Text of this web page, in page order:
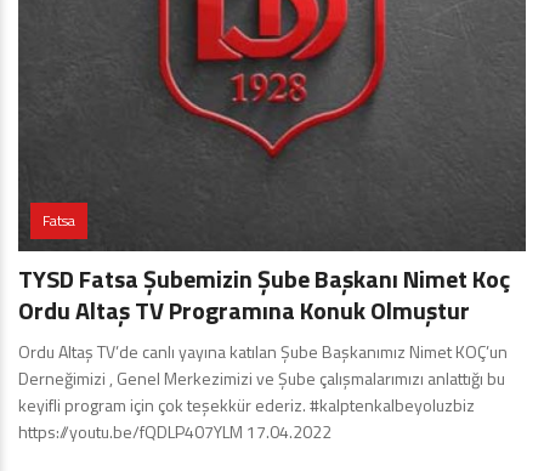
Fatsa
TYSD Fatsa Şubemizin Şube Başkanı Nimet Koç
Ordu Altaş TV Programına Konuk Olmuştur
Ordu Altaş TV’de canlı yayına katılan Şube Başkanımız Nimet KOÇ’un
Derneğimizi , Genel Merkezimizi ve Şube çalışmalarımızı anlattığı bu
keyifli program için çok teşekkür ederiz. #kalptenkalbeyoluzbiz
https://youtu.be/fQDLP407YLM 17.04.2022